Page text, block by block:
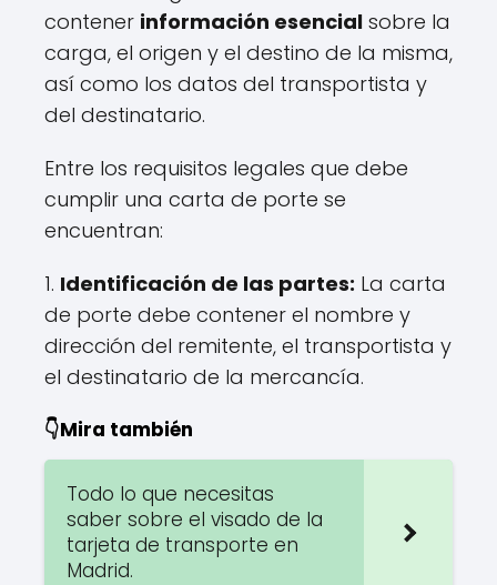
contener información esencial sobre la
carga, el origen y el destino de la misma,
así como los datos del transportista y
del destinatario.
Entre los requisitos legales que debe
cumplir una carta de porte se
encuentran:
1. Identificación de las partes: La carta
de porte debe contener el nombre y
dirección del remitente, el transportista y
el destinatario de la mercancía.
👇Mira también
Todo lo que necesitas
saber sobre el visado de la
tarjeta de transporte en
Madrid.